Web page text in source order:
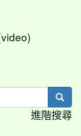
進階搜尋